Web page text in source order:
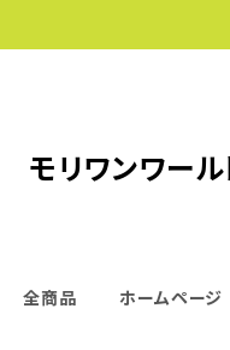
モリワンワー
全商品 ホームページ